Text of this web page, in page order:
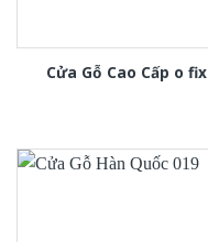
Cửa Gỗ Cao Cấp o fix